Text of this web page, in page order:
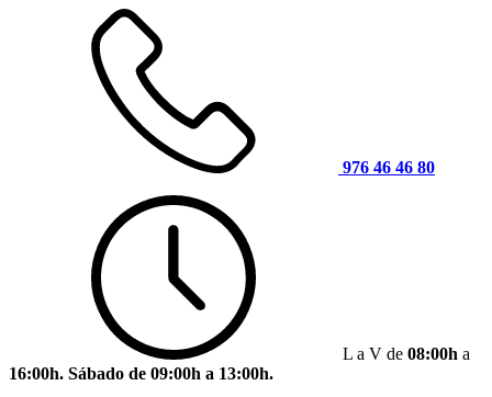
976 46 46 80
L a V de 08:00h a
16:00h. Sábado de 09:00h a 13:00h.